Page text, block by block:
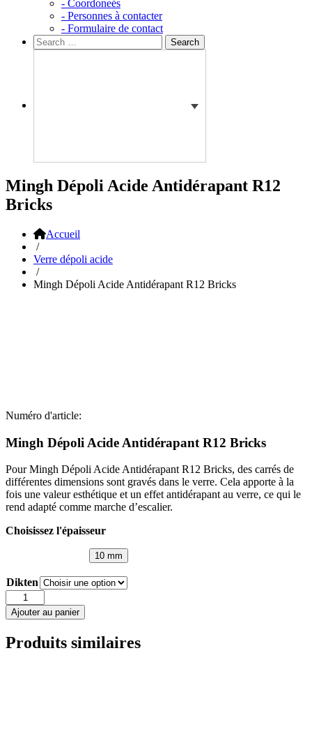
- Coordoneés
- Personnes à contacter
- Formulaire de contact
Rechercher :
Search
Mingh Dépoli Acide Antidérapant R12
Bricks
Accueil
/
Verre dépoli acide
/
Mingh Dépoli Acide Antidérapant R12 Bricks
Numéro d'article:
Mingh Dépoli Acide Antidérapant R12 Bricks
Pour Mingh Dépoli Acide Antidérapant R12 Bricks, des carrés de
différentes dimensions sont gravés dans le verre. Cela apporte à la
fois une valeur esthétique et un effet antidérapant au verre, ce qui le
rend adapté comme marche d’escalier.
Choisissez l'épaisseur
10 mm
Dikten
quantité
de
Mingh
Acide
Ajouter au panier
Produits similaires